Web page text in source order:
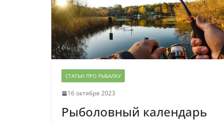
СТАТЬИ ПРО РЫБАЛКУ
16 октября 2023
Рыболовный календарь